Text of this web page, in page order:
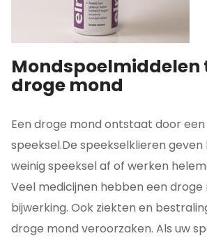
Mondspoelmiddelen
droge mond
Een droge mond ontstaat door
speeksel.De speekselklieren
weinig speeksel af of werken
Veel medicijnen hebben een droge
bijwerking. Ook ziekten en
droge mond veroorzaken. Als uw